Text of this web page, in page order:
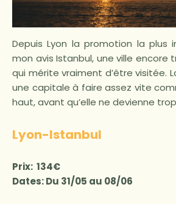
Depuis Lyon la promotion la plus
mon avis Istanbul, une ville encore
qui mérite vraiment d’être visitée.
une capitale à faire assez vite
haut, avant qu’elle ne devienne
Lyon-Istanbul
Prix: 134€
Dates: Du 31/05 au 08/06